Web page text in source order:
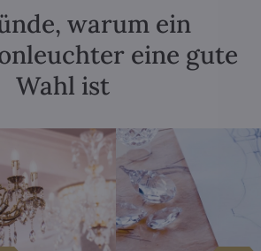
warum ein
eine gute
Wahl ist